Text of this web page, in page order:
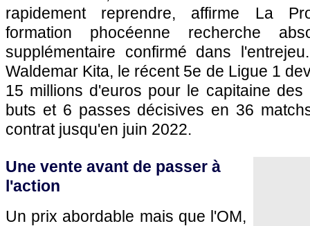
rapidement reprendre, affirme La
formation phocéenne recherche
supplémentaire confirmé dans
Waldemar Kita, le récent 5e de Ligue 1
15 millions d'euros pour le capitaine
buts et 6 passes décisives en 36
contrat jusqu'en juin 2022.
Une vente avant de passer à
l'action
Un prix abordable mais que l'OM,